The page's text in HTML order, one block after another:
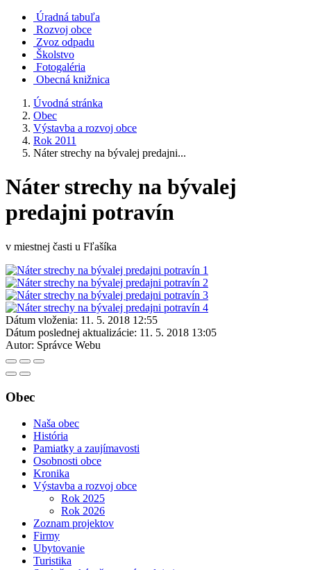
Úradná tabuľa
Rozvoj obce
Zvoz odpadu
Školstvo
Fotogaléria
Obecná knižnica
Úvodná stránka
Obec
Výstavba a rozvoj obce
Rok 2011
Náter strechy na bývalej predajni...
Náter strechy na bývalej
predajni potravín
v miestnej časti u Fľašíka
Dátum vloženia: 11. 5. 2018 12:55
Dátum poslednej aktualizácie: 11. 5. 2018 13:05
Autor: Správce Webu
Obec
Naša obec
História
Pamiatky a zaujímavosti
Osobnosti obce
Kronika
Výstavba a rozvoj obce
Rok 2025
Rok 2026
Zoznam projektov
Firmy
Ubytovanie
Turistika